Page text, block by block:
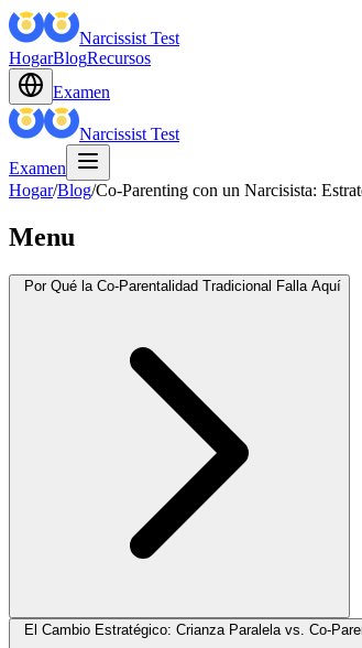
Narcissist Test
HogarBlogRecursos
Examen
Narcissist Test
Examen
Hogar/Blog/Co-Parenting con un Narcisista:
Menu
Por Qué la Co-Parentalidad Tradicional Falla Aquí
El Cambio Estratégico: Crianza Paralela vs. Co-